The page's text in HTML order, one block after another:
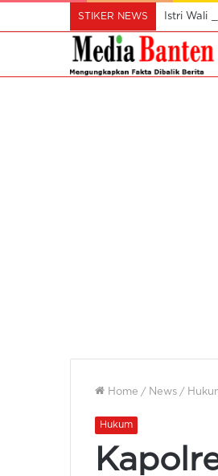
STIKER NEWS Istri Wali
Home / News /
Hukum